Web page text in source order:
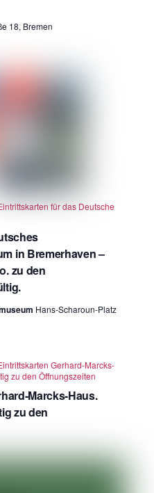
18, Bremen
in Bremerhaven –
zu den
für das Deutsche
Hans-Scharoun-Platz
Marcks-Haus.
zu den
Gerhard-Marcks-
zu den Öffnungszeiten